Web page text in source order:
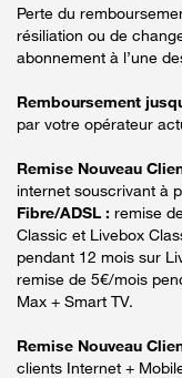
Perte du
résiliation ou de
abonnement à l’une
Remboursement
par votre opérateur
Remise Nouveau
internet souscrivant à
Fibre/ADSL : remise
Classic et Livebox
pendant 12 mois sur
remise de 5€/mois
Max + Smart TV.
Remise Nouveau
clients Internet +